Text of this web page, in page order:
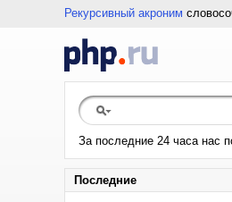
Рекурсивный акроним
За последние 24 часа нас
Последние